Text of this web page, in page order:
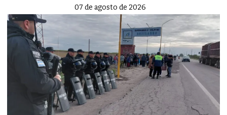
07 de agosto de 2026